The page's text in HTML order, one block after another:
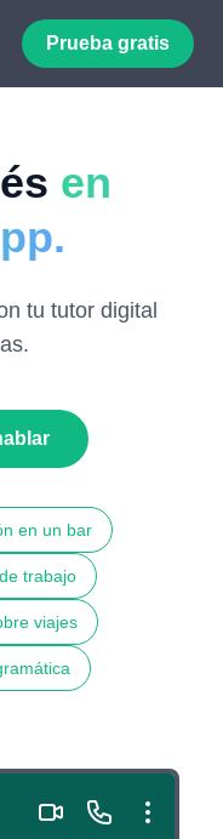
Prueba gratis
en
tu tutor digital
en un bar
trabajo
viajes